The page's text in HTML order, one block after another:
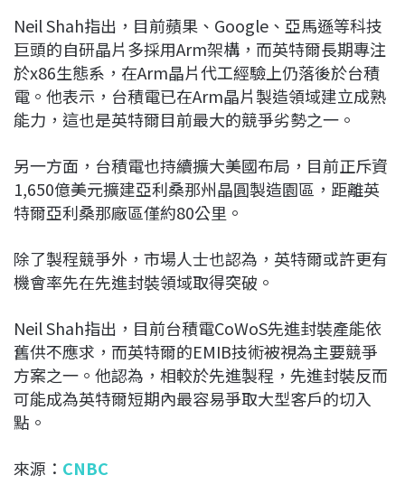
Neil Shah指出，目前蘋果、Google、亞馬遜等科技
巨頭的自研晶片多採用Arm架構，而英特爾長期專注
於x86生態系，在Arm晶片代工經驗上仍落後於台積
電。他表示，台積電已在Arm晶片製造領域建立成熟
能力，這也是英特爾目前最大的競爭劣勢之一。
另一方面，台積電也持續擴大美國布局，目前正斥資
1,650億美元擴建亞利桑那州晶圓製造園區，距離英
特爾亞利桑那廠區僅約80公里。
除了製程競爭外，市場人士也認為，英特爾或許更有
機會率先在先進封裝領域取得突破。
Neil Shah指出，目前台積電CoWoS先進封裝產能依
舊供不應求，而英特爾的EMIB技術被視為主要競爭
方案之一。他認為，相較於先進製程，先進封裝反而
可能成為英特爾短期內最容易爭取大型客戶的切入
點。
來源： CNBC